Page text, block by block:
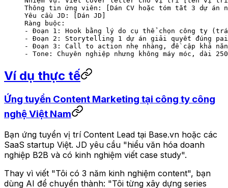
Thông tin ứng viên: [Dán CV hoặc tóm tắt 3 dự án
Yêu cầu JD: [Dán JD]
Ràng buộc:
- Đoạn 1: Hook bằng lý do cụ thể chọn công ty
- Đoạn 2: Storytelling 1 dự án giải quyết đúng
- Đoạn 3: Call to action nhẹ nhàng, đề cập khả
- Tone: Chuyên nghiệp nhưng không máy móc, dài
Ví dụ thực tế
Ứng tuyển Content Marketing tại công ty công
nghệ Việt Nam
Bạn ứng tuyển vị trí Content Lead tại Base.vn hoặc các
SaaS startup Việt. JD yêu cầu "hiểu văn hóa doanh
nghiệp B2B và có kinh nghiệm viết case study".
Thay vì viết "Tôi có 3 năm kinh nghiệm content", bạn
dùng AI để chuyển thành: "Tôi từng xây dựng series